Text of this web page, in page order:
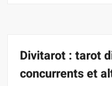
Divitarot : tarot
concurrents et